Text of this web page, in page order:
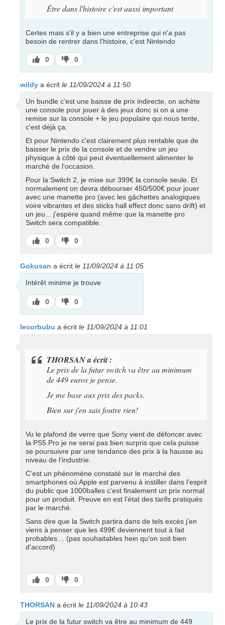
Être dans l'histoire c'est aussi important
Certes mais s'il y a bien une entreprise qui n'a pas
besoin de rentrer dans l'histoire, c'est Nintendo
J’aime
0
J’aime
pas
0
wildy a écrit le 11/09/2024 à 11:50
Un bundle c'est une baisse de prix indirecte, on achète
une console pour jouer à des jeux donc si on a une
remise sur la console + le jeu populaire qui nous tente,
c'est déjà ça.
Et pour Nintendo c'est clairement plus rentable que de
baisser le prix de la console et de vendre un jeu
physique à côté qui peut éventuellement alimenter le
marché de l'occasion.
Pour la Switch 2, je mise sur 399€ la console seule. Et
normalement on devra débourser 450/500€ pour jouer
avec une manette pro (avec les gâchettes analogiques
voire vibrantes et des sticks hall effect donc sans drift) et
un jeu... j'espère quand même que la manette pro
Switch sera compatible.
J’aime
0
J’aime
pas
0
Gokusan a écrit le 11/09/2024 à 11:05
Intérêt minime je trouve
J’aime
0
J’aime
pas
0
lecorbubu a écrit le 11/09/2024 à 11:01
THORSAN a écrit :
Le prix de la futur switch va être au minimum
de 449 euros je pense.
Je me base aux prix des packs.
Bien sur j'en sais foutre rien!
Vu le plafond de verre que Sony vient de défoncer avec
la PS5 Pro je ne serai pas bien surpris que cela puisse
se poursuivre par une tendance des prix à la hausse au
niveau de l’industrie.
C’est un phénomène constaté sur le marché des
smartphones où Apple est parvenu à instiller dans l’esprit
du public que 1000balles c’est finalement un prix normal
pour un produit. Preuve en est l’état des tarifs pratiqués
par le marché.
Sans dire que la Switch partira dans de tels excès j’en
viens à penser que les 499€ deviennent tout à fait
probables… (pas souhaitables hein qu’on soit bien
d’accord)
J’aime
0
J’aime
pas
0
THORSAN a écrit le 11/09/2024 à 10:43
Le prix de la futur switch va être au minimum de 449